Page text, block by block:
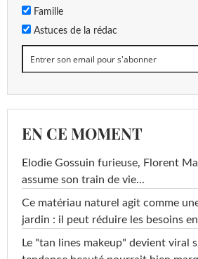
Famille
Astuces de la rédac
EN CE MOMENT
Elodie Gossuin furieuse, Florent
assume son train de vie...
Ce matériau naturel agit comme
jardin : il peut réduire les besoins
Le "tan lines makeup" devient viral